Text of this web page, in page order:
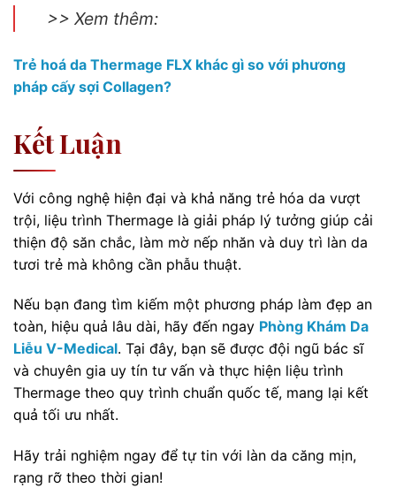
>> Xem thêm:
Trẻ hoá da Thermage FLX khác gì so với phương
pháp cấy sợi Collagen?
Kết Luận
Với công nghệ hiện đại và khả năng trẻ hóa da vượt
trội, liệu trình Thermage là giải pháp lý tưởng giúp cải
thiện độ săn chắc, làm mờ nếp nhăn và duy trì làn da
tươi trẻ mà không cần phẫu thuật.
Nếu bạn đang tìm kiếm một phương pháp làm đẹp an
toàn, hiệu quả lâu dài, hãy đến ngay Phòng Khám Da
Liễu V-Medical. Tại đây, bạn sẽ được đội ngũ bác sĩ
và chuyên gia uy tín tư vấn và thực hiện liệu trình
Thermage theo quy trình chuẩn quốc tế, mang lại kết
quả tối ưu nhất.
Hãy trải nghiệm ngay để tự tin với làn da căng mịn,
rạng rỡ theo thời gian!